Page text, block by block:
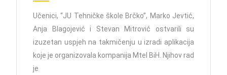
škole
Brčko”
među
najboljima
Učenici, “JU Tehničke škole Brčko”, Marko Jevtić,
Anja Blagojević i Stevan Mitrović ostvarili su
izuzetan uspjeh na takmičenju u izradi aplikacija
koje je organizovala kompanija Mtel BiH. Njihov rad
je